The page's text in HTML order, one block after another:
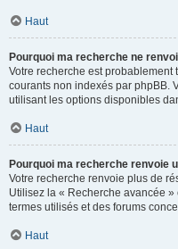
Haut
Pourquoi ma recherche ne
Votre recherche est
courants non indexés par phpBB.
utilisant les options disponibles
Haut
Pourquoi ma recherche renvoie
Votre recherche renvoie plus de
Utilisez la « Recherche avancée
termes utilisés et des forums
Haut